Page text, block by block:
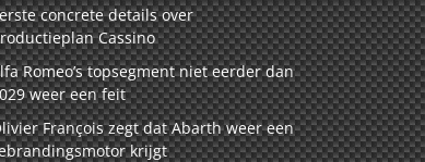
concrete details over
Cassino
Romeo’s topsegment niet eerder dan
weer een feit
François zegt dat Abarth weer een
krijgt